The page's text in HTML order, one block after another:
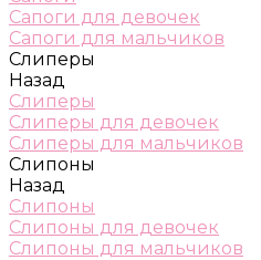
Сапоги для девочек
Сапоги для мальчиков
Слиперы
Назад
Слиперы
Слиперы для девочек
Слиперы для мальчиков
Слипоны
Назад
Слипоны
Слипоны для девочек
Слипоны для мальчиков